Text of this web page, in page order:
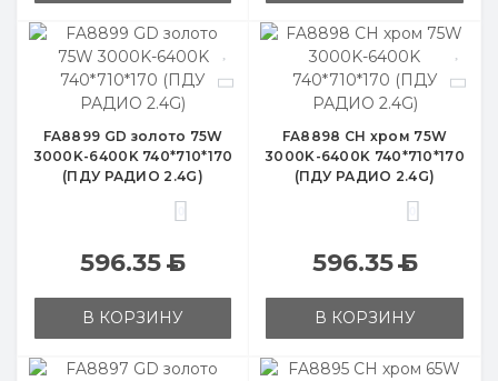
FA8899 GD золото 75W
3000K-6400K 740*710*170
(ПДУ РАДИО 2.4G)
596.35Б
В КОРЗИНУ
FA8898 CH хром 75W
3000K-6400K 740*710*170
(ПДУ РАДИО 2.4G)
596.35Б
В КОРЗИНУ